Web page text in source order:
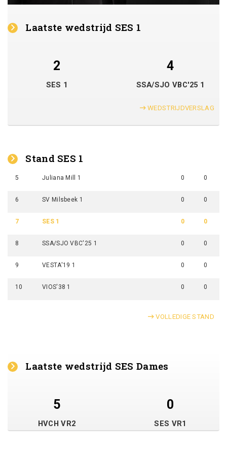
Laatste wedstrijd SES 1
2 4
SES 1 SSA/SJO VBC'25 1
WEDSTRIJDVERSLAG
Stand SES 1
5 Juliana Mill 1 0 0
6 SV Milsbeek 1 0 0
7 SES 1 0 0
8 SSA/SJO VBC'25 1 0 0
9 VESTA'19 1 0 0
10 VIOS'38 1 0 0
VOLLEDIGE STAND
Laatste wedstrijd SES Dames
5 0
HVCH VR2 SES VR1